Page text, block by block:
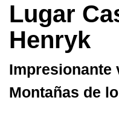
Lugar
Henryk
Impresionante
Montañas de